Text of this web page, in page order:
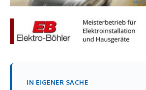
IN EIGENER SACHE